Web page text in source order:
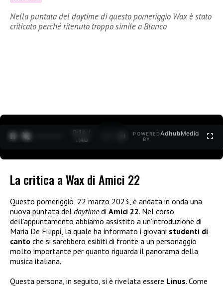
Nella puntata del daytime di questo pomeriggio Wax è stato
criticato perché ritenuto troppo simile a Blanco
0:15 /
1:40
POWERED
BY
AdhubMedia
La critica a Wax di Amici 22
Questo pomeriggio, 22 marzo 2023, è andata in onda una
nuova puntata del daytimedi Amici 22. Nel corso
dell’appuntamento abbiamo assistito a un’introduzione di
Maria De Filippi, la quale ha informato i giovani studenti di
canto che si sarebbero esibiti di fronte a un personaggio
molto importante per quanto riguarda il panorama della
musica italiana.
Questa persona, in seguito, si è rivelata essere Linus. Come